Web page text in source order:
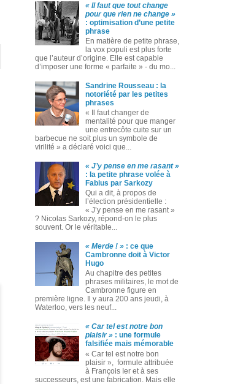
« Il faut que tout change
pour que rien ne change »
: optimisation d’une petite
phrase
En matière de petite phrase,
la vox populi est plus forte
que l’auteur d’origine. Elle est capable
d’imposer une forme « parfaite » ‑ du mo...
Sandrine Rousseau : la
notoriété par les petites
phrases
« Il faut changer de
mentalité pour que manger
une entrecôte cuite sur un
barbecue ne soit plus un symbole de
virilité » a déclaré voici que...
« J’y pense en me rasant »
: la petite phrase volée à
Fabius par Sarkozy
Qui a dit, à propos de
l’élection présidentielle :
« J’y pense en me rasant »
? Nicolas Sarkozy, répond-on le plus
souvent. Or le véritable...
« Merde ! »: ce que
Cambronne doit à Victor
Hugo
Au chapitre des petites
phrases militaires, le mot de
Cambronne figure en
première ligne. Il y aura 200 ans jeudi, à
Waterloo, vers les neuf...
« Car tel est notre bon
plaisir »: une formule
falsifiée mais mémorable
« Car tel est notre bon
plaisir », formule attribuée
à François Ier et à ses
successeurs, est une fabrication. Mais elle